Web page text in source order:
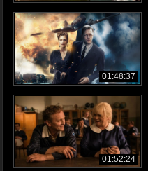
01:48:37
01:52:24